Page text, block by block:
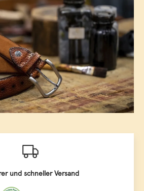
und schneller Versand